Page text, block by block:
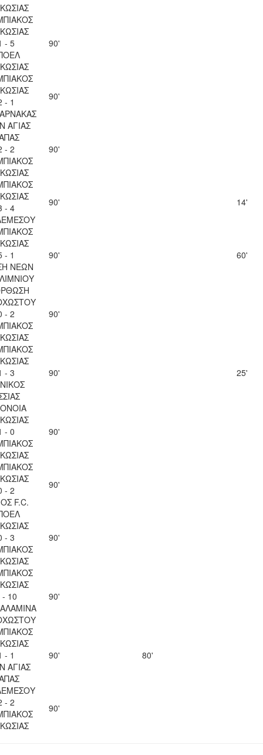
- 5
90'
- 1
90'
ΑΓΙΑΣ
- 2
90'
- 4
90' 14'
- 1
ΝΕΩΝ
90' 60'
- 2
90'
- 3
90' 25'
- 0
90'
- 2
F.C.
90'
- 3
90'
- 10
90'
- 1
ΑΓΙΑΣ
90' 80'
- 2
90'